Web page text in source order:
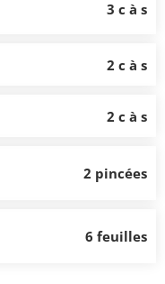
3 c à s
2 c à s
2 c à s
2 pincées
6 feuilles